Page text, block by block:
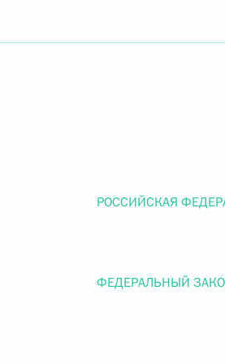
Федеральный закон от
РОССИЙСКАЯ
ФЕДЕРАЛЬНЫЙ